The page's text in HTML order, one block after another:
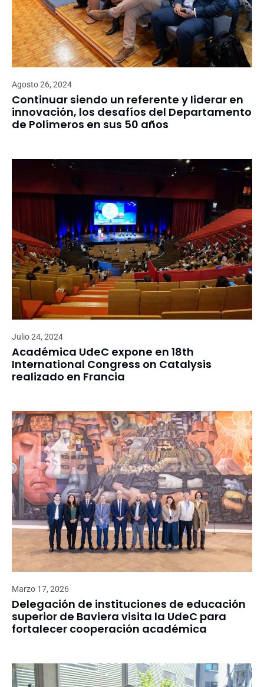
Agosto 26, 2024
Continuar siendo un referente y liderar en
innovación, los desafíos del Departamento
de Polímeros en sus 50 años
Julio 24, 2024
Académica UdeC expone en 18th
International Congress on Catalysis
realizado en Francia
Marzo 17, 2026
Delegación de instituciones de educación
superior de Baviera visita la UdeC para
fortalecer cooperación académica